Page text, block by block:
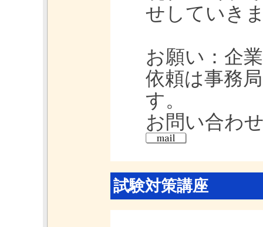
せしていき
お願い：企
依頼は事務
す。
お問い合わ
試験対策講座